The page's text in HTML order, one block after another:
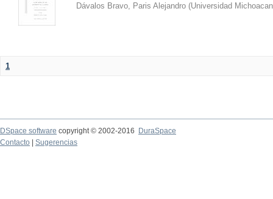
Dávalos Bravo, Paris Alejandro (Universidad
1
DSpace software copyright © 2002-2016
DuraSpace
Contacto
Sugerencias